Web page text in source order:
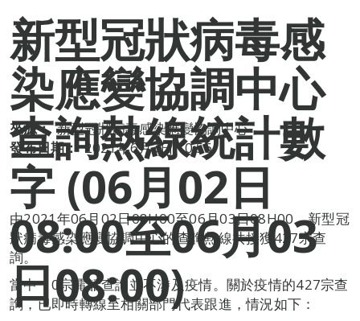
新型冠狀病毒感
染應變協調中心
查詢熱線統計數
字 (06月02日
08:00至06月03
日08:00)
來源： 新型冠狀病毒感染應變協調中心
發布日期： 2021年6月3日 10:56
由2021年06月02日08H00至06月03日08H00，新型冠
狀病毒感染應變協調中心的查詢熱線共接獲427宗查
詢。
當中，0宗電話查詢並不涉及疫情。關於疫情的427宗查
詢，已即時轉線至相關部門代表跟進，情況如下：